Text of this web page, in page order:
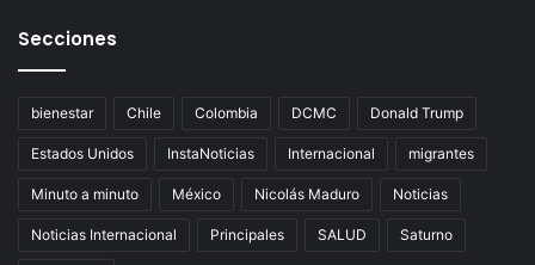
Secciones
bienestar Chile Colombia DCMC Donald Trump
Estados Unidos InstaNoticias Internacional migrantes
Minuto a minuto México Nicolás Maduro Noticias
Noticias Internacional Principales SALUD Saturno